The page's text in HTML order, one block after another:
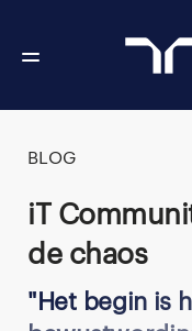
BLOG
IT Community Column: Orde in
de chaos
Het begin is